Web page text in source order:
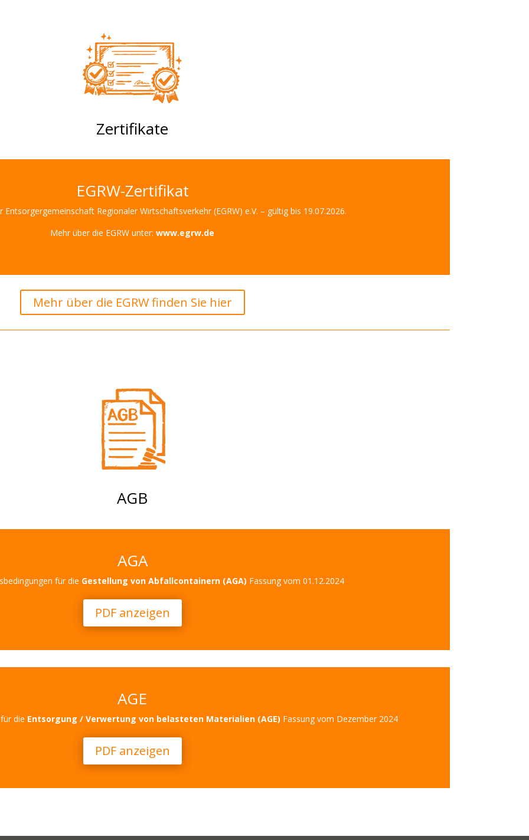
Zertifikate
EGRW-Zertifikat
Entsorgergemeinschaft Regionaler Wirtschaftsverkehr (EGRW) e.V. – gültig bis 19.07.2026.
Mehr über die EGRW unter: www.egrw.de
Mehr über die EGRW finden Sie hier
AGB
AGA
für die Gestellung von Abfallcontainern (AGA) Fassung vom 01.12.2024
PDF anzeigen
AGE
die Entsorgung / Verwertung von belasteten Materialien (AGE) Fassung vom Dezember 2024
PDF anzeigen